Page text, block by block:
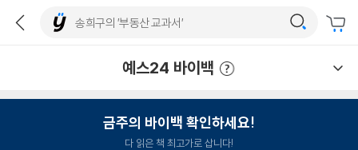
예스24 바이백
금주의 바이백 확인하세요!
다 읽은 책 최고가로 삽니다!